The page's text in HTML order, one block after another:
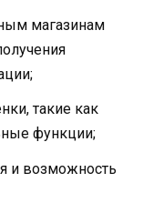
магазинам
такие как
функции;
и возможность